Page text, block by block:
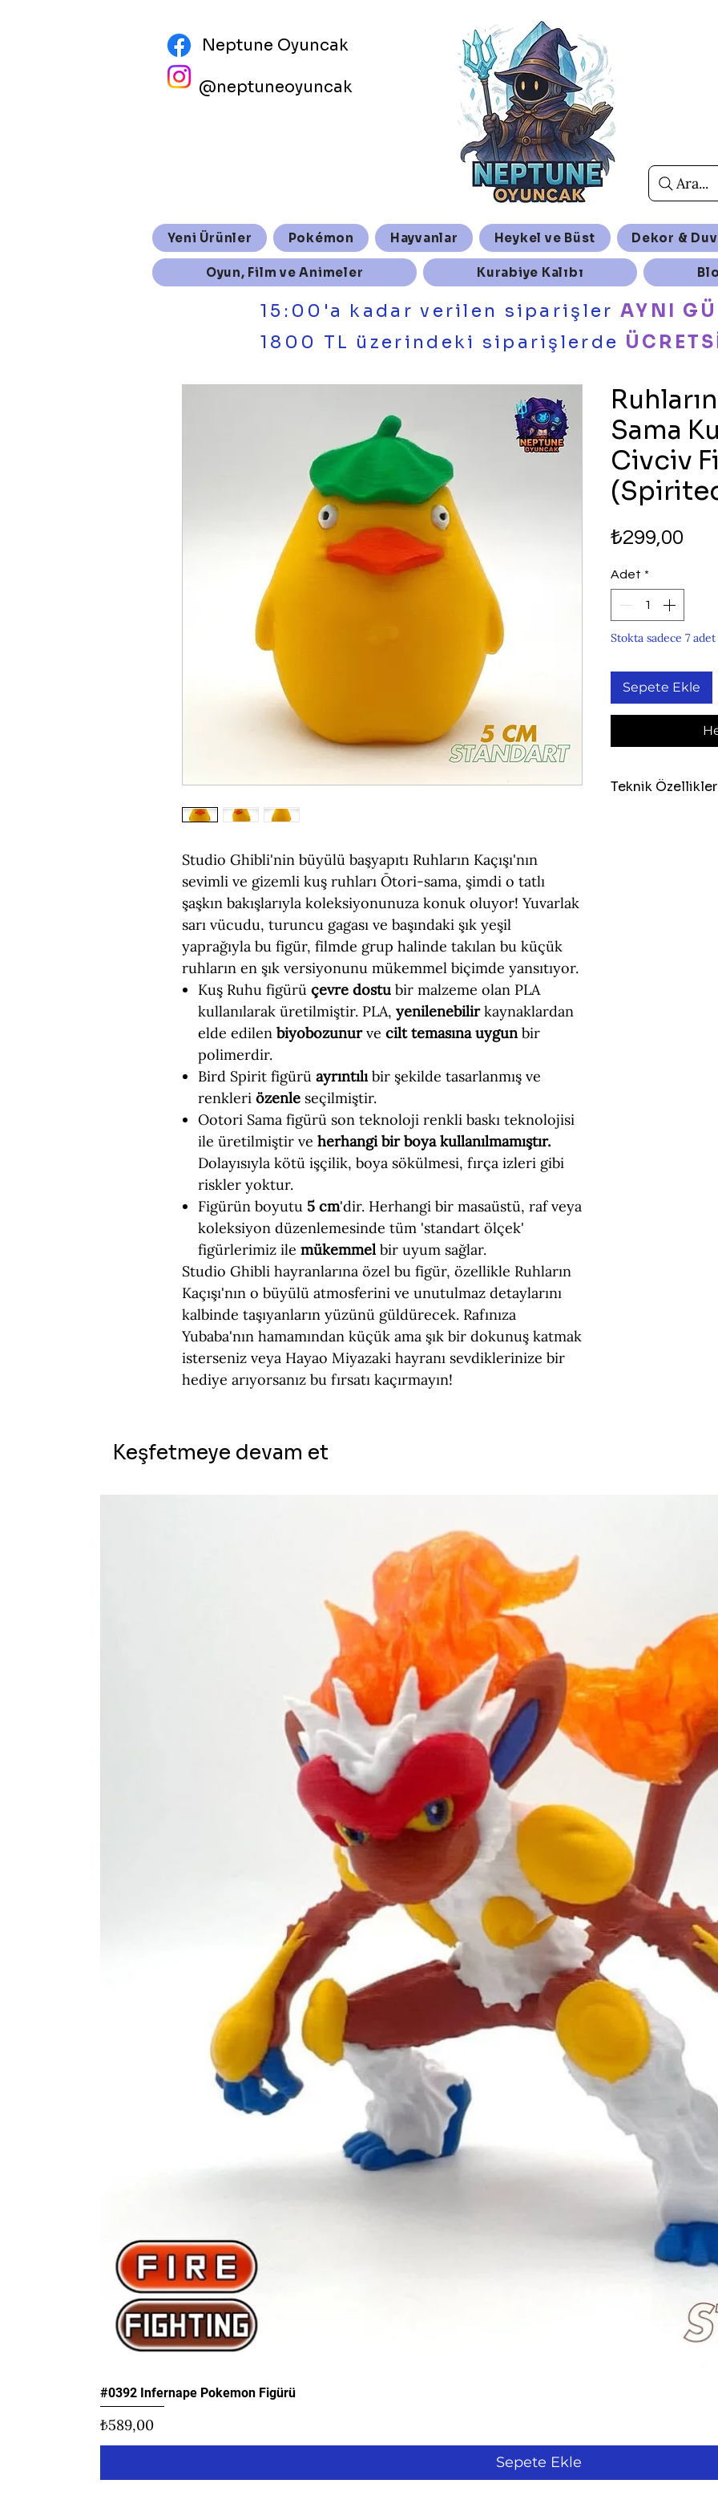
Neptune Oyuncak
@neptuneoyuncak
Ara...
Yeni Ürünler Pokémon Hayvanlar Heykel ve Büst Dekor &
Oyun, Film ve Animeler Kurabiye Kalıbı
15:00'a kadar verilen siparişler AYNI
1800 TL üzerindeki siparişlerde
Studio Ghibli'nin büyülü başyapıtı Ruhların Kaçışı'nın
sevimli ve gizemli kuş ruhları Ōtori-sama, şimdi o tatlı
şaşkın bakışlarıyla koleksiyonunuza konuk oluyor! Yuvarlak
sarı vücudu, turuncu gagası ve başındaki şık yeşil
yaprağıyla bu figür, filmde grup halinde takılan bu küçük
ruhların en şık versiyonunu mükemmel biçimde yansıtıyor.
Kuş Ruhu figürü çevre dostu bir malzeme olan PLA
kullanılarak üretilmiştir. PLA, yenilenebilirkaynaklardan
elde edilen biyobozunurve cilt temasına uygunbir
polimerdir.
Bird Spirit figürü ayrıntılıbir şekilde tasarlanmış ve
renkleri özenle seçilmiştir.
Ootori Sama figürü son teknoloji renkli baskı teknolojisi
ile üretilmiştir ve herhangi bir boya kullanılmamıştır.
Dolayısıyla kötü işçilik, boya sökülmesi, fırça izleri gibi
riskler yoktur.
Figürün boyutu 5 cm'dir. Herhangi bir masaüstü, raf veya
koleksiyon düzenlemesinde tüm 'standart ölçek'
figürlerimiz ile mükemmel bir uyum sağlar.
Studio Ghibli hayranlarına özel bu figür, özellikle Ruhların
Kaçışı'nın o büyülü atmosferini ve unutulmaz detaylarını
kalbinde taşıyanların yüzünü güldürecek. Rafınıza
Yubaba'nın hamamından küçük ama şık bir dokunuş katmak
isterseniz veya Hayao Miyazaki hayranı sevdiklerinize bir
hediye arıyorsanız bu fırsatı kaçırmayın!
Sama
Civciv
₺299,00
Adet *
Stokta sadece 7 adet
Sepete Ekle
Teknik Özellikler
Keşfetmeye devam et
#0392 Infernape Pokemon Figürü
Fiyat
₺589,00
Sepete Ekle